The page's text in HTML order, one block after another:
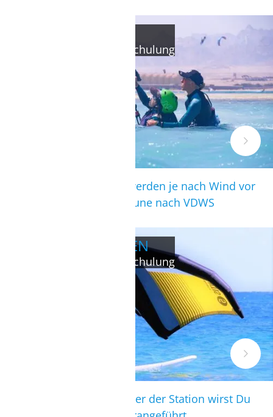
Anfänger- und Aufsteigerschulung
Anfänger und Aufsteiger werden je nach Wind vor
der Station und in der Lagune nach VDWS
WINGSURFEN/FOILEN
Anfänger- und Aufsteigerschulung
Durch sehr erfahrene Lehrer der Station wirst Du